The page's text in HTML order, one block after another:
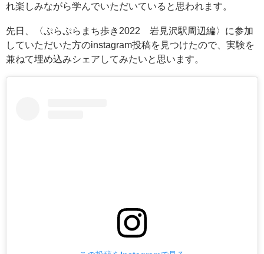
れ楽しみながら学んでいただいていると思われます。
先日、〈ぷらぷらまち歩き2022 岩見沢駅周辺編〉に参加
していただいた方のinstagram投稿を見つけたので、実験を
兼ねて埋め込みシェアしてみたいと思います。